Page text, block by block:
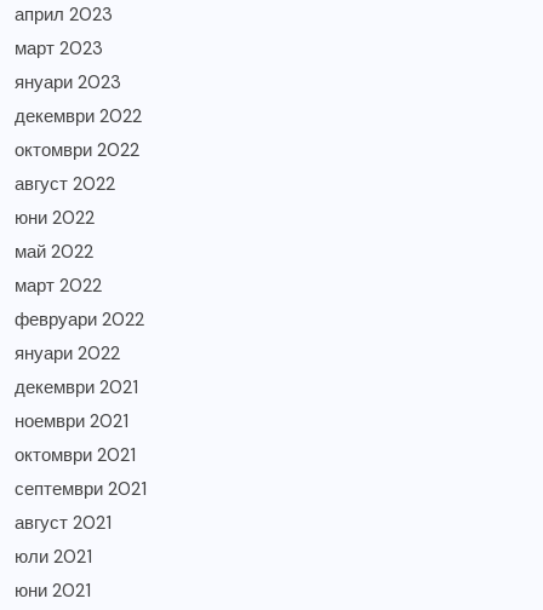
април 2023
март 2023
януари 2023
декември 2022
октомври 2022
август 2022
юни 2022
май 2022
март 2022
февруари 2022
януари 2022
декември 2021
ноември 2021
октомври 2021
септември 2021
август 2021
юли 2021
юни 2021